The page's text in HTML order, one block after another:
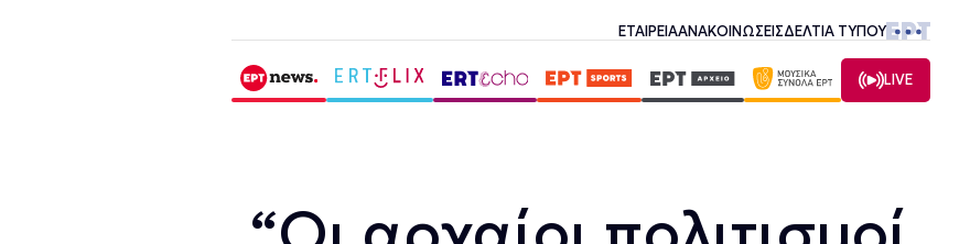
ΕΤΑΙΡΕΙΑΑΝΑΚΟΙΝΩΣΕΙΣΔΕΛΤΙΑ ΤΥΠΟΥ
LIVE